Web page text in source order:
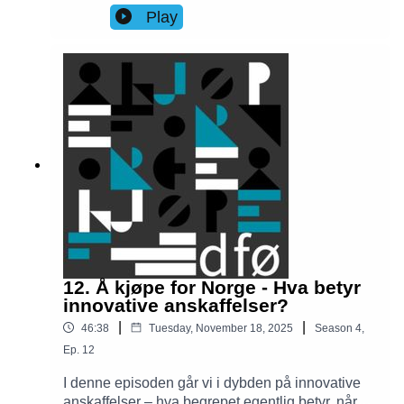
funksjonsevne og hull i CV-en i arbeidsmarkedet.
Programmet skal også sørge for nye ressurser og
om hva programmet er, og hvordan du som
arbeidsgiver kan lyse ut stillinger i programmet.
https://arbeidsgiver.dfo.no/strategisk-
hr/traineeprogrammet-i-staten
Play
12. Å kjøpe for Norge - Hva betyr
innovative anskaffelser?
46:38 Tuesday, November 18, 2025 Season 4
Ep. 12
I denne episoden går vi i dybden på innovative